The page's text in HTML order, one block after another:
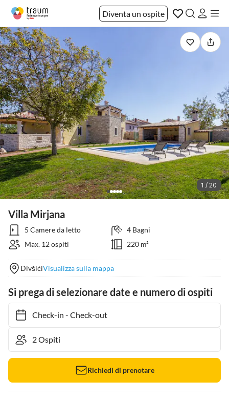
Diventa un ospite
1 / 20
Villa Mirjana
5 Camere da letto
4 Bagni
Max. 12 ospiti
220 m²
DivšićiVisualizza sulla mappa
Si prega di selezionare date e numero di ospiti
Check-in- Check-out
Richiedi di prenotare